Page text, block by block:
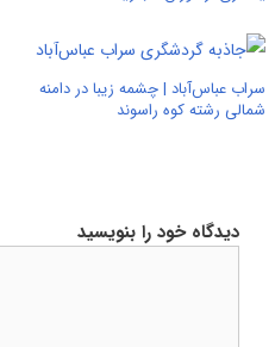
سراب عباس‌آباد | چشمه زیبا در دامنه
شمالی رشته کوه راسوند
دیدگاه خود را بنویسید